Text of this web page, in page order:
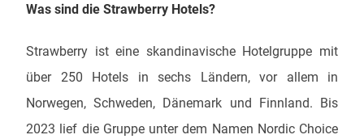
Was sind die Strawberry Hotels?
Strawberry ist eine skandinavische Hotelgruppe mit
über 250 Hotels in sechs Ländern, vor allem in
Norwegen, Schweden, Dänemark und Finnland. Bis
2023 lief die Gruppe unter dem Namen Nordic Choice